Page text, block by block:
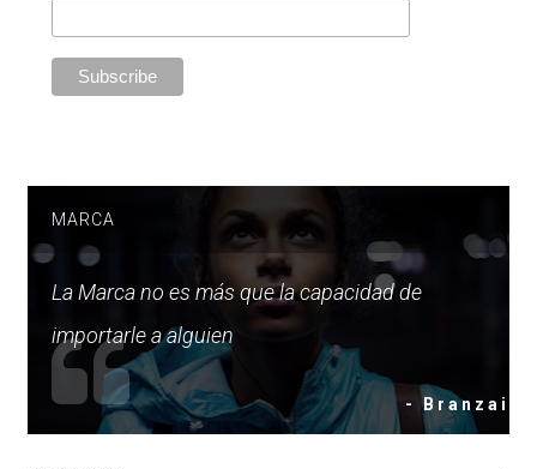
MARCA
La Marca no es más que la capacidad de
importarle a alguien
- Branzai